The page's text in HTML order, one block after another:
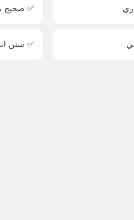
✅ صحيح
✅ سنن